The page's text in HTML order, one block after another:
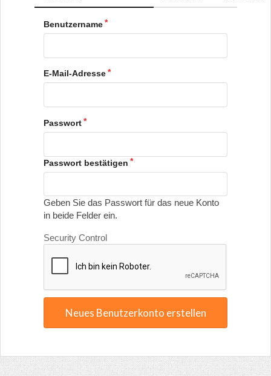
Benutzername
E-Mail-Adresse
Passwort
Passwort bestätigen
Geben Sie das Passwort für das neue Konto
in beide Felder ein.
Security Control